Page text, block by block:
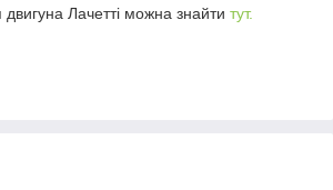
Лачетті можна знайти тут.